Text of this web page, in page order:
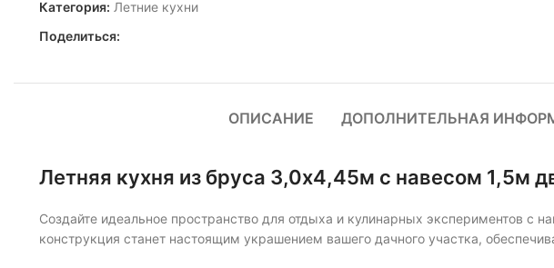
Категория: Летние кухни
Поделиться:
ОПИСАНИЕ ДОПОЛНИТЕЛЬНАЯ
Летняя кухня из бруса 3,0х4,45м с навесом 1,5м
Создайте идеальное пространство для отдыха и кулинарных экспериментов
конструкция станет настоящим украшением вашего дачного участка,